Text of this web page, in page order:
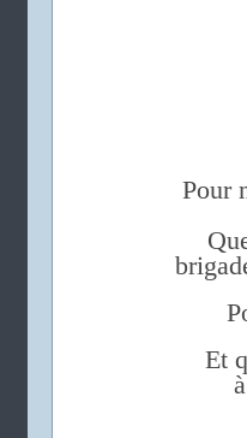
Pour
Et